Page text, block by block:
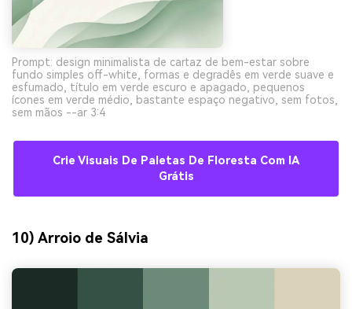
Prompt: design minimalista de cartaz de bem-estar sobre
fundo simples off-white, formas e degradês em verde suave e
esfumado, título em verde escuro e apagado, pequenos
ícones em verde médio, bastante espaço negativo, sem fotos,
sem mãos --ar 3:4
Crie Visuais De Paletas De Floresta Com IA
Grátis
10) Arroio de Sálvia